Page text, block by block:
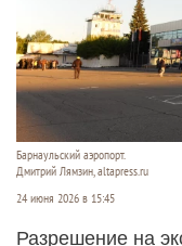
Барнаульский аэропорт.
Дмитрий Лямзин, altapress.ru
24 июня 2026 в 15:45
Разрешение на